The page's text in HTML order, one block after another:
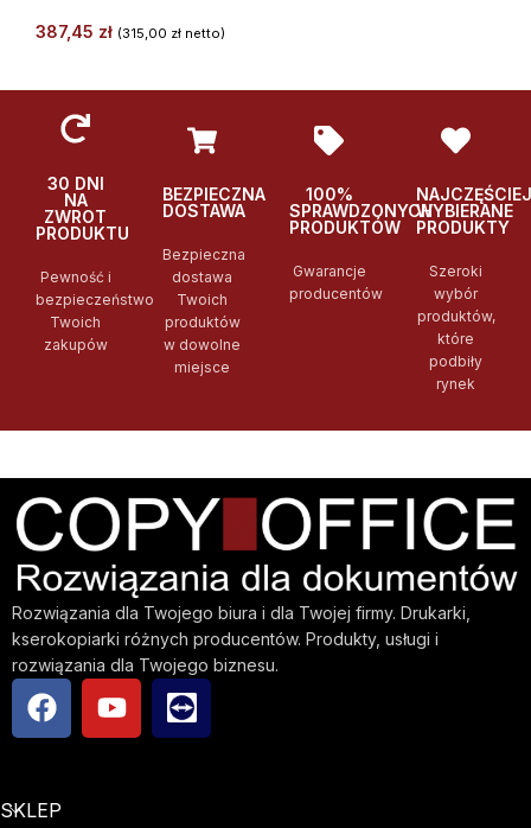
387,45 zł (315,00 złnetto)
30 DNI
NA
ZWROT
PRODUKTU
Pewność i
bezpieczeństwo
Twoich
zakupów
BEZPIECZNA
DOSTAWA
Bezpieczna
dostawa
Twoich
produktów
w dowolne
miejsce
100%
SPRAWDZONYCH
PRODUKTÓW
Gwarancje
producentów
NAJCZĘŚCIEJ
WYBIERANE
PRODUKTY
Szeroki
wybór
produktów,
które
podbiły
rynek
Rozwiązania dla Twojego biura i dla Twojej firmy. Drukarki,
kserokopiarki różnych producentów. Produkty, usługi i
rozwiązania dla Twojego biznesu.
SKLEP